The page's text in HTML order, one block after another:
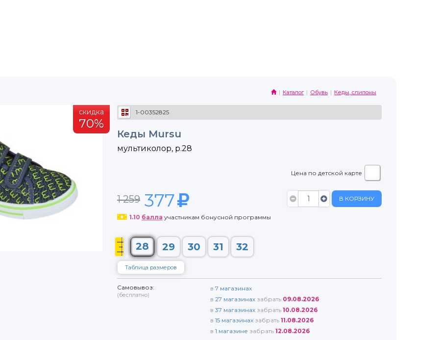
Каталог Обувь Кеды, слипоны
скидка
70%
1-00352825
Кеды Mursu
мультиколор, р.28
Цена по детской карте
1 259 377 В КОРЗИНУ
1.10 балла участникам бонусной программы
28 29 30 31 32
Таблица размеров
Самовывоз:
(бесплатно)
в 7 магазинах
в 27 магазинах забрать 09.08.2026
в 37 магазинах забрать 10.08.2026
в 15 магазинах забрать 11.08.2026
в 1 магазине забрать 12.08.2026